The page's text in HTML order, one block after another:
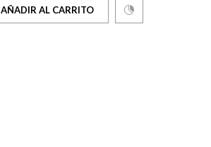
AÑADIR AL CARRITO